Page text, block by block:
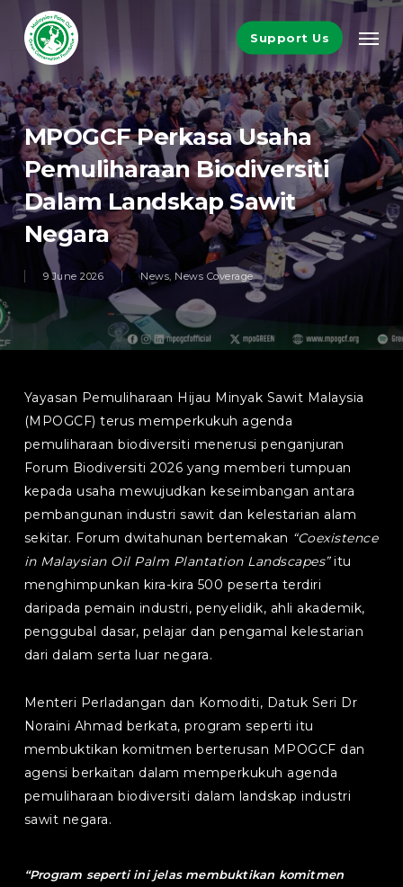
main
content
Support Us
MPOGCF Perkasa Usaha
Pemuliharaan Biodiversiti
Dalam Landskap Sawit
Negara
9 June 2026 News, News Coverage
Yayasan Pemuliharaan Hijau Minyak Sawit Malaysia
(MPOGCF) terus memperkukuh agenda
pemuliharaan biodiversiti menerusi penganjuran
Forum Biodiversiti 2026 yang memberi tumpuan
kepada usaha mewujudkan keseimbangan antara
pembangunan industri sawit dan kelestarian alam
sekitar. Forum dwitahunan bertemakan “Coexistence
in Malaysian Oil Palm Plantation Landscapes”itu
menghimpunkan kira-kira 500 peserta terdiri
daripada pemain industri, penyelidik, ahli akademik,
penggubal dasar, pelajar dan pengamal kelestarian
dari dalam serta luar negara.
Menteri Perladangan dan Komoditi, Datuk Seri Dr
Noraini Ahmad berkata, program seperti itu
membuktikan komitmen berterusan MPOGCF dan
agensi berkaitan dalam memperkukuh agenda
pemuliharaan biodiversiti dalam landskap industri
sawit negara.
“Program seperti ini jelas membuktikan komitmen